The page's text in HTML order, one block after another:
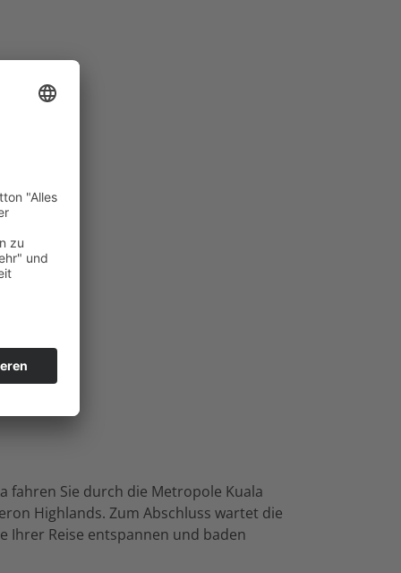
fahren Sie durch die Metropole Kuala
Highlands. Zum Abschluss wartet die
Ihrer Reise entspannen und baden